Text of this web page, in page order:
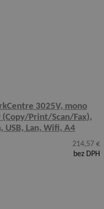
3025V, mono
(Copy/Print/Scan/Fax),
Lan, Wifi, A4
214,57 €
bez DPH